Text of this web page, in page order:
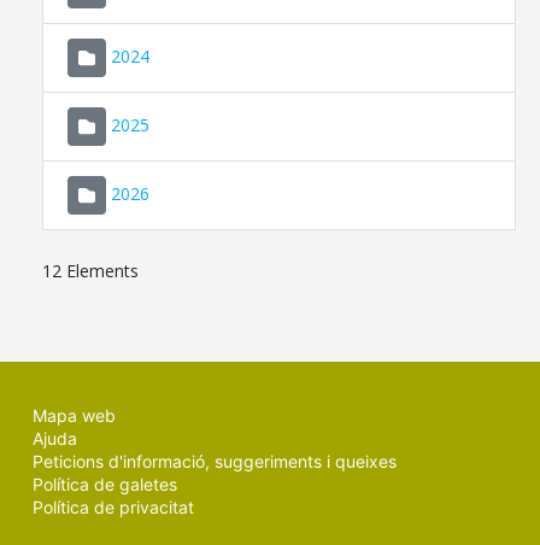
2024
2025
2026
12 Elements
Mapa web
Ajuda
Peticions d'informació, suggeriments i queixes
Política de galetes
Política de privacitat